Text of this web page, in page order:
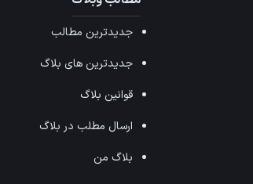
جدیدترین مطالب
جدیدترین های بلاگ
قوانین بلاگ
ارسال مطلب در بلاگ
بلاگ من